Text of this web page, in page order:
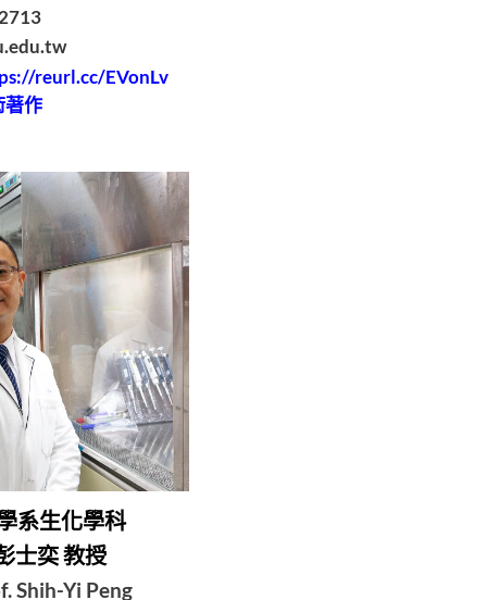
reurl.cc/EVonLv
著作
系生化學科
士奕 教授
Shih-Yi Peng